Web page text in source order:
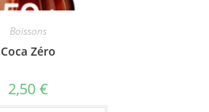
Boissons
Coca Zéro
2,50 €